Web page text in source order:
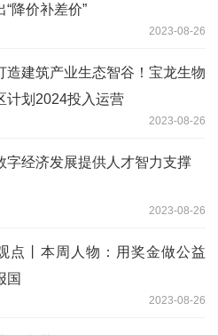
“降价补差价”
2023-08-26
造建筑产业生态智谷！宝龙生物
计划2024投入运营
2023-08-26
字经济发展提供人才智力支撑
2023-08-26
点丨本周人物：用奖金做公益
国
2023-08-26